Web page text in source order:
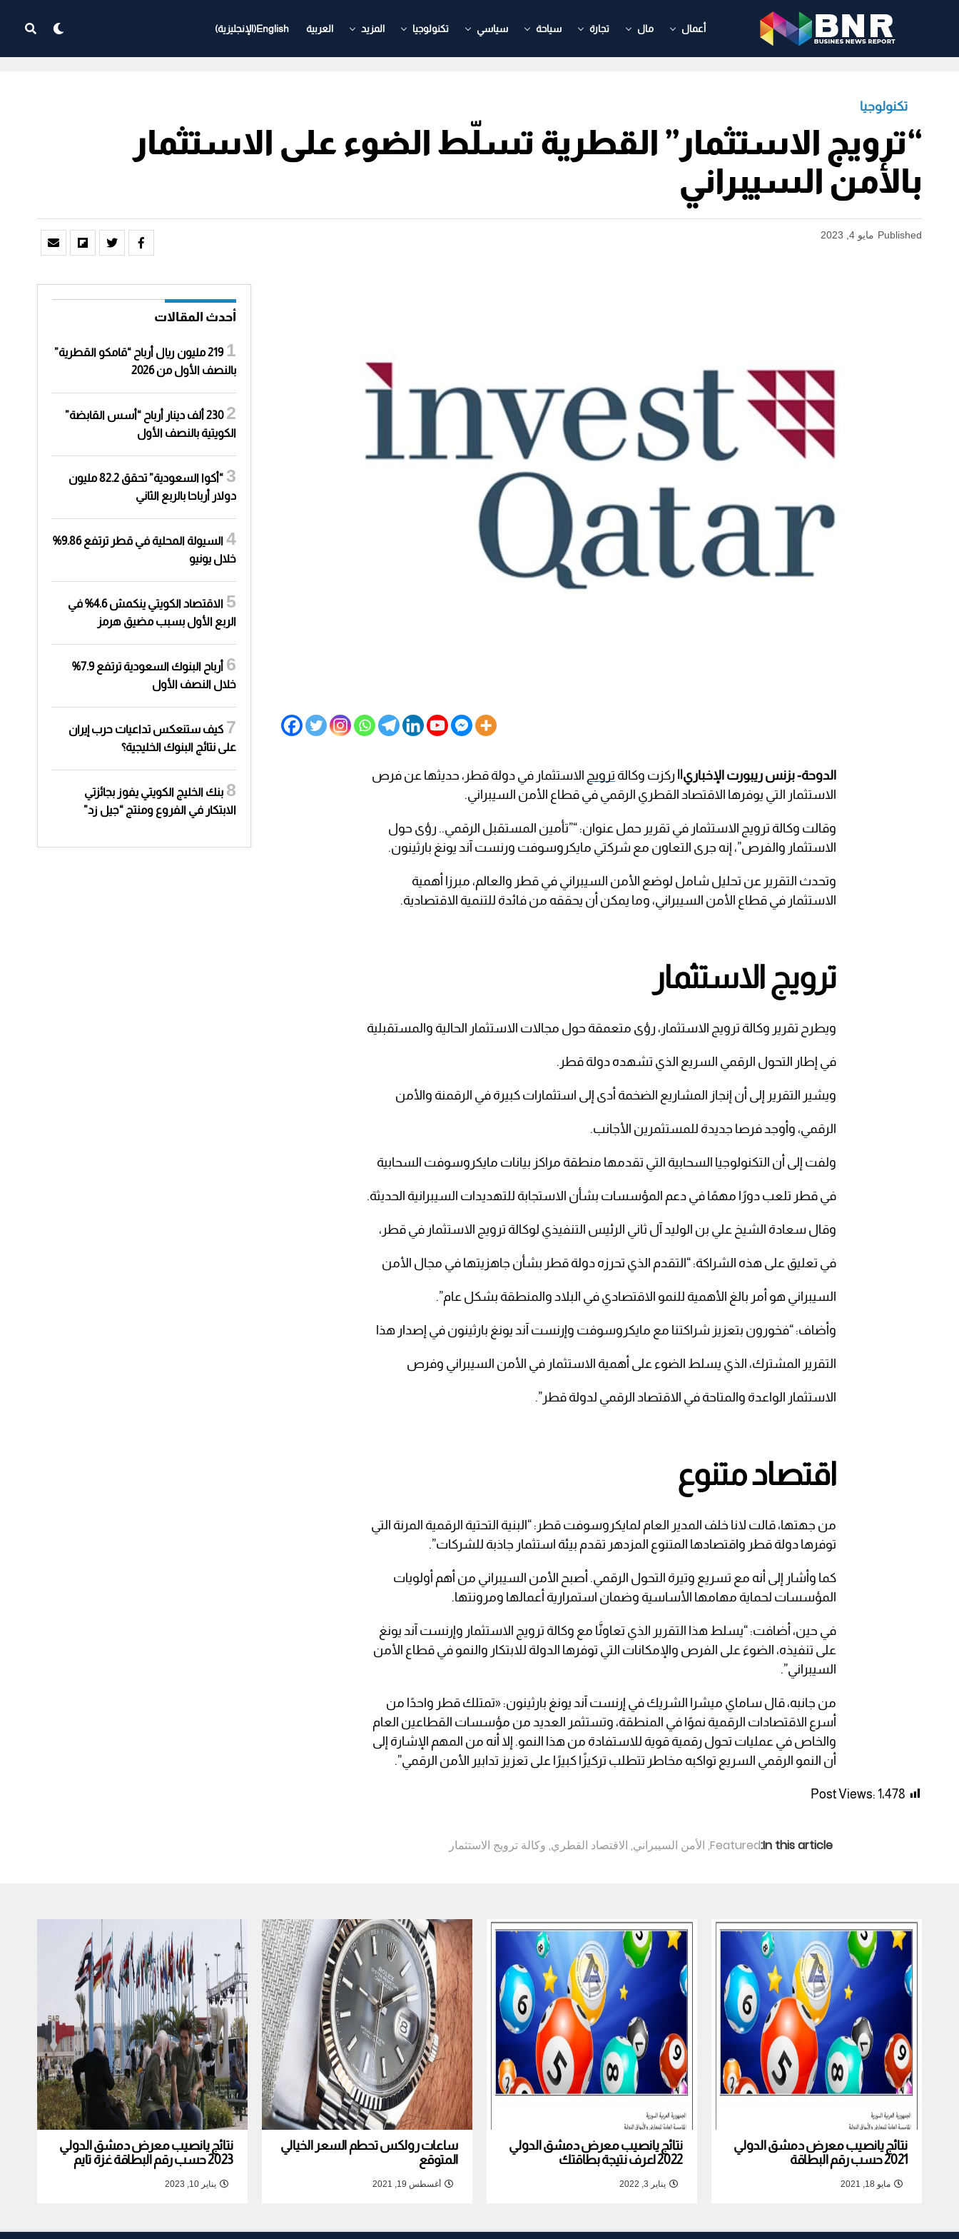
أعمال مال تجارة سياحة سياسي تكنولوجيا المزيد العربية English
(الإنجليزية)
تكنولوجيا
“ترويج الاستثمار” القطرية تسلّط الضوء على الاستثمار
بالأمن السيبراني
Published مايو 4, 2023
الدوحة- بزنس ريبورت الإخباري|| ركزت وكالة ترويج الاستثمار في دولة قطر، حديثها عن فرص
الاستثمار التي يوفرها الاقتصاد القطري الرقمي في قطاع الأمن السيبراني.
وقالت وكالة ترويج الاستثمار في تقرير حمل عنوان: “”تأمين المستقبل الرقمي.. رؤى حول
الاستثمار والفرص”، إنه جرى التعاون مع شركتي مايكروسوفت ورنست آند يونغ بارثينون.
وتحدث التقرير عن تحليل شامل لوضع الأمن السيبراني في قطر والعالم، مبرزا أهمية
الاستثمار في قطاع الأمن السيبراني، وما يمكن أن يحققه من فائدة للتنمية الاقتصادية.
ترويج الاستثمار
ويطرح تقرير وكالة ترويج الاستثمار، رؤى متعمقة حول مجالات الاستثمار الحالية والمستقبلية
في إطار التحول الرقمي السريع الذي تشهده دولة قطر.
ويشير التقرير إلى أن إنجاز المشاريع الضخمة أدى إلى استثمارات كبيرة في الرقمنة والأمن
الرقمي، وأوجد فرصا جديدة للمستثمرين الأجانب.
ولفت إلى أن التكنولوجيا السحابية التي تقدمها منطقة مراكز بيانات مايكروسوفت السحابية
في قطر تلعب دورًا مهمًا في دعم المؤسسات بشأن الاستجابة للتهديدات السيبرانية الحديثة.
وقال سعادة الشيخ علي بن الوليد آل ثاني الرئيس التنفيذي لوكالة ترويج الاستثمار في قطر،
في تعليق على هذه الشراكة: “التقدم الذي تحرزه دولة قطر بشأن جاهزيتها في مجال الأمن
السيبراني هو أمر بالغ الأهمية للنمو الاقتصادي في البلاد والمنطقة بشكل عام”.
وأضاف: “فخورون بتعزيز شراكتنا مع مايكروسوفت وإرنست آند يونغ بارثينون في إصدار هذا
التقرير المشترك، الذي يسلط الضوء على أهمية الاستثمار في الأمن السيبراني وفرص
الاستثمار الواعدة والمتاحة في الاقتصاد الرقمي لدولة قطر”.
اقتصاد متنوع
من جهتها، قالت لانا خلف المدير العام لمايكروسوفت قطر: “البنية التحتية الرقمية المرنة التي
توفرها دولة قطر واقتصادها المتنوع المزدهر تقدم بيئة استثمار جاذبة للشركات”.
كما وأشار إلى أنه مع تسريع وتيرة التحول الرقمي. أصبح الأمن السيبراني من أهم أولويات
المؤسسات لحماية مهامها الأساسية وضمان استمرارية أعمالها ومرونتها.
في حين، أضافت: “يسلط هذا التقرير الذي تعاونَّا مع وكالة ترويج الاستثمار وإرنست آند يونغ
على تنفيذه، الضوءَ على الفرص والإمكانات التي توفرها الدولة للابتكار والنمو في قطاع الأمن
السيبراني”.
من جانبه، قال ساماي ميشرا الشريك في إرنست آند يونغ بارثينون: «تمتلك قطر واحدًا من
أسرع الاقتصادات الرقمية نموًا في المنطقة، وتستثمر العديد من مؤسسات القطاعين العام
والخاص في عمليات تحول رقمية قوية للاستفادة من هذا النمو. إلا أنه من المهم الإشارة إلى
أن النمو الرقمي السريع تواكبه مخاطر تتطلب تركيزًا كبيرًا على تعزيز تدابير الأمن الرقمي”.
Post Views: 1٬478
In this article:
Featured
, الأمن السيبراني, الاقتصاد القطري, وكالة ترويج الاستثمار
أحدث المقالات
219 مليون ريال أرباح “قامكو القطرية”
بالنصف الأول من 2026
230 ألف دينار أرباح “أسس القابضة”
الكويتية بالنصف الأول
“أكوا السعودية” تحقق 82.2 مليون
دولار أرباحا بالربع الثاني
السيولة المحلية في قطر ترتفع 9.86%
خلال يونيو
الاقتصاد الكويتي ينكمش 4.6% في
الربع الأول بسبب مضيق هرمز
أرباح البنوك السعودية ترتفع 7.9%
خلال النصف الأول
كيف ستنعكس تداعيات حرب إيران
على نتائج البنوك الخليجية؟
بنك الخليج الكويتي يفوز بجائزتي
الابتكار في الفروع ومنتج “جيل زد”
نتائج يانصيب معرض دمشق الدولي
2021 حسب رقم البطاقة
مايو 18, 2021
نتائج يانصيب معرض دمشق الدولي
2022 اعرف نتيجة بطاقتك
يناير 3, 2022
ساعات رولكس تحطم السعر الخيالي
المتوقع
أغسطس 19, 2021
نتائج يانصيب معرض دمشق الدولي
2023 حسب رقم البطاقة غزة تايم
يناير 10, 2023